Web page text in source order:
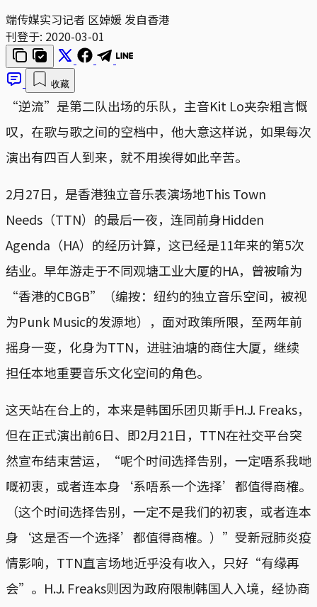
端传媒实习记者 区婥媛 发自香港
刊登于: 2020-03-01
收藏
“逆流”是第二队出场的乐队，主音Kit Lo夹杂粗言慨
叹，在歌与歌之间的空档中，他大意这样说，如果每次
演出有四百人到来，就不用挨得如此辛苦。
2月27日，是香港独立音乐表演场地This Town
Needs（TTN）的最后一夜，连同前身Hidden
Agenda（HA）的经历计算，这已经是11年来的第5次
结业。早年游走于不同观塘工业大厦的HA，曾被喻为
“香港的CBGB”（编按：纽约的独立音乐空间，被视
为Punk Music的发源地），面对政策所限，至两年前
摇身一变，化身为TTN，进驻油塘的商住大厦，继续
担任本地重要音乐文化空间的角色。
这天站在台上的，本来是韩国乐团贝斯手H.J. Freaks，
但在正式演出前6日、即2月21日，TTN在社交平台突
然宣布结束营运，“呢个时间选择告别，一定唔系我哋
嘅初衷，或者连本身‘系唔系一个选择’都值得商榷。
（这个时间选择告别，一定不是我们的初衷，或者连本
身‘这是否一个选择’都值得商榷。）”受新冠肺炎疫
情影响，TTN直言场地近乎没有收入，只好“有缘再
会”。H.J. Freaks则因为政府限制韩国人入境，经协商